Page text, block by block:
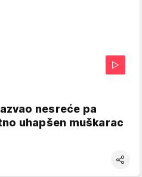
nesreće pa
uhapšen muškarac